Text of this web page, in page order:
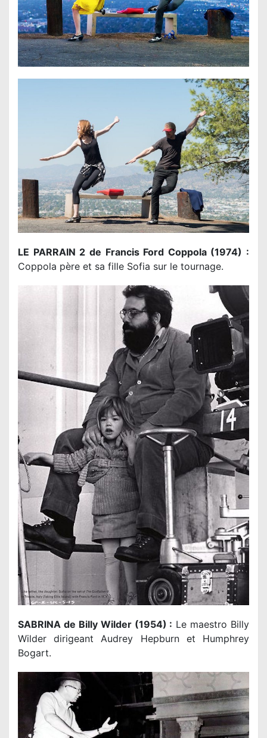
LE PARRAIN 2 de Francis Ford Coppola (1974) :
Coppola père et sa fille Sofia sur le tournage.
SABRINA de Billy Wilder (1954) : Le maestro Billy
Wilder dirigeant Audrey Hepburn et Humphrey
Bogart.